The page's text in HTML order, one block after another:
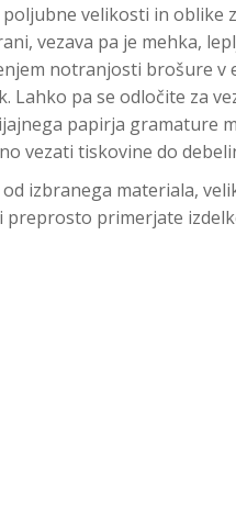
velikosti in oblike
vezava pa je mehka,
notranjosti brošure
Lahko pa se odločite za
papirja gramature
vezati tiskovine do
izbranega materiala,
primerjate